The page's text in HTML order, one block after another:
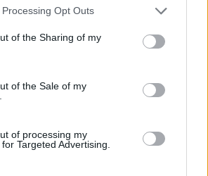
Opt Outs
of the Sharing of my
of the Sale of my
of processing my
Targeted Advertising.
πρέπει να αγνοούμε
sold out στο Σούπερ Καπ με την ΑΕΚ!
Το άνοιγμα των Στενών του
με τις διαπραγματεύσεις